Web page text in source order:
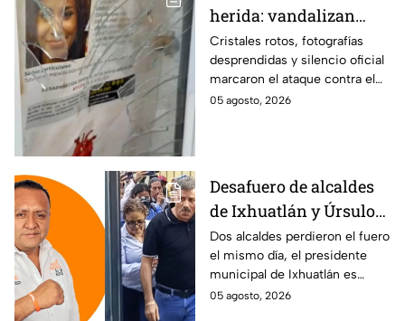
herida: vandalizan
memorial de
desaparecidos en
Veracruz en medio de
crisis
Cristales rotos, fotografías
desprendidas y silencio oficial
marcaron el ataque contra el
memorial de desaparecidos,
05 agosto, 2026
Desafuero de alcaldes
de Ixhuatlán y Úrsulo
Galván: uno de ellos
está implicado en el
asesinato de la
periodista Roxana
Dos alcaldes perdieron el fuero
el mismo día, el presidente
municipal de Ixhuatlán es
investigado por el secuestro y
05 agosto, 2026